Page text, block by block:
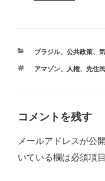
カ
ゴ
ブラジル、 公共政策、
タ
アマゾン、 人権、 先住
コメントを残す
メールアドレスが公
いている欄は必須項